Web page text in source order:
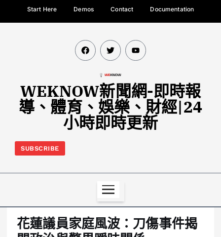
Start Here Demos Contact Documentation
WEKNOW新聞網-即時報
導、體育、娛樂、財經|24
小時即時更新
SUBSCRIBE
花蓮議員家庭風波：刀傷事件揭